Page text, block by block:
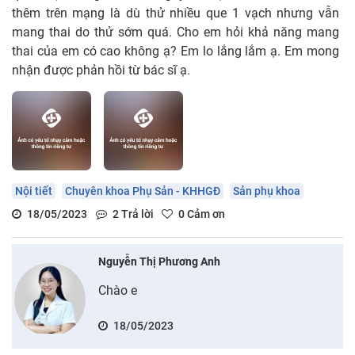
thêm trên mạng là dù thử nhiều que 1 vạch nhưng vẫn
mang thai do thử sớm quá. Cho em hỏi khả năng mang
thai của em có cao không ạ? Em lo lắng lắm ạ. Em mong
nhận được phản hồi từ bác sĩ ạ.
Nội tiết Chuyên khoa Phụ Sản - KHHGĐ
Sản phụ khoa
18/05/2023
2Trả lời 0Cảm ơn
Nguyễn Thị Phương Anh
Chào e
18/05/2023